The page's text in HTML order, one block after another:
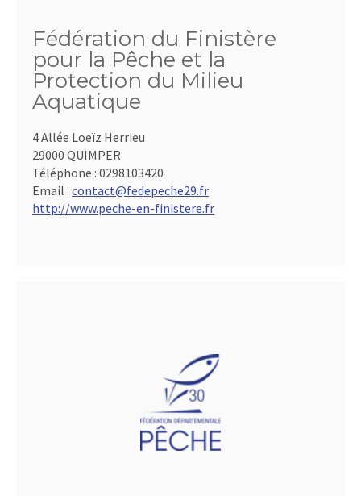
Fédération du Finistère
pour la Pêche et la
Protection du Milieu
Aquatique
4 Allée Loeïz Herrieu
29000 QUIMPER
Téléphone : 0298103420
Email : contact@fedepeche29.fr
http://www.peche-en-finistere.fr